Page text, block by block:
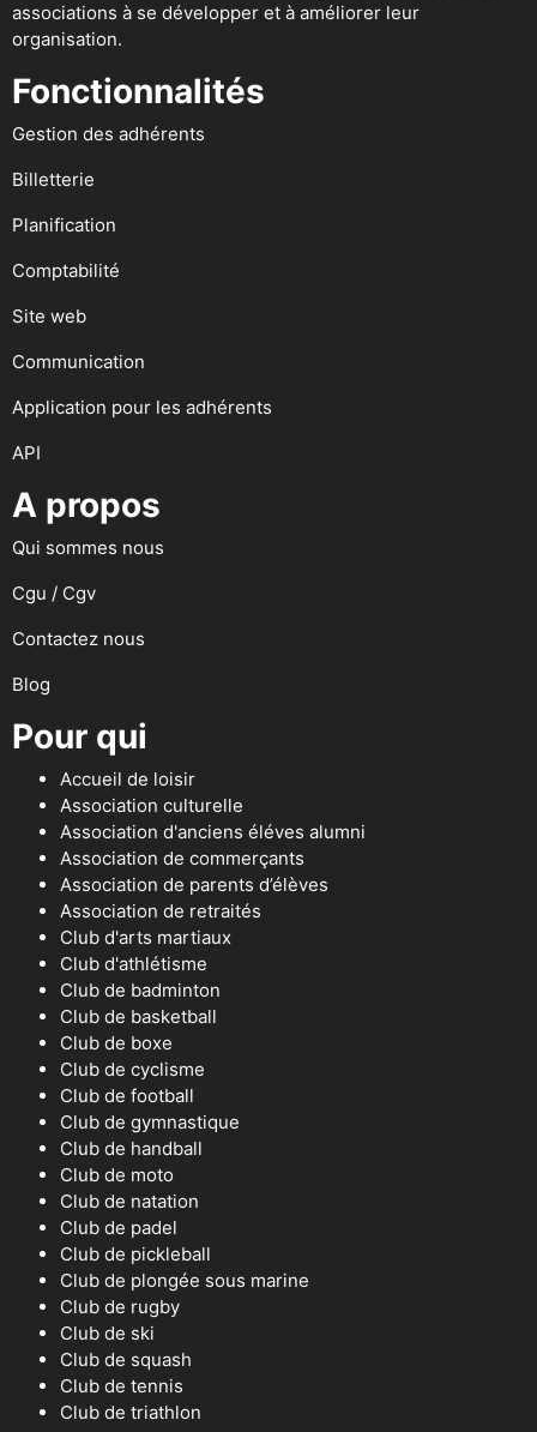
associations à se développer et à améliorer leur
organisation.
Fonctionnalités
Gestion des adhérents
Billetterie
Planification
Comptabilité
Site web
Communication
Application pour les adhérents
API
A propos
Qui sommes nous
Cgu / Cgv
Contactez nous
Blog
Pour qui
Accueil de loisir
Association culturelle
Association d'anciens éléves alumni
Association de commerçants
Association de parents d’élèves
Association de retraités
Club d'arts martiaux
Club d'athlétisme
Club de badminton
Club de basketball
Club de boxe
Club de cyclisme
Club de football
Club de gymnastique
Club de handball
Club de moto
Club de natation
Club de padel
Club de pickleball
Club de plongée sous marine
Club de rugby
Club de ski
Club de squash
Club de tennis
Club de triathlon